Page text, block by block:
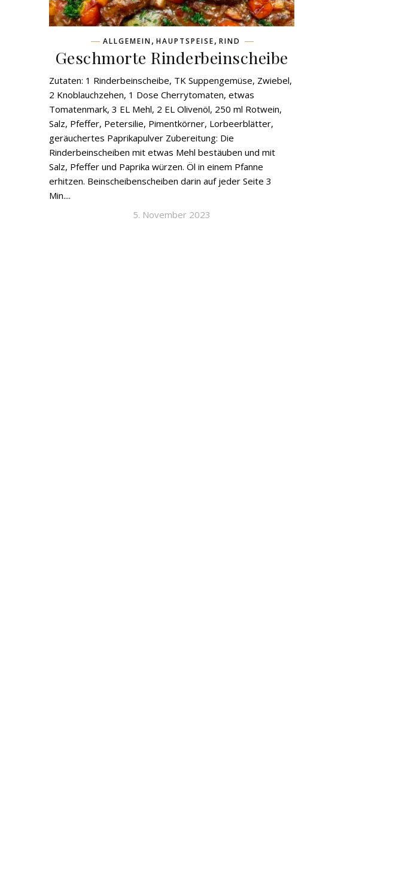
ALLGEMEIN, HAUPTSPEISE, RIND
Geschmorte Rinderbeinscheibe
Zutaten: 1 Rinderbeinscheibe, TK Suppengemüse, Zwiebel,
2 Knoblauchzehen, 1 Dose Cherrytomaten, etwas
Tomatenmark, 3 EL Mehl, 2 EL Olivenöl, 250 ml Rotwein,
Salz, Pfeffer, Petersilie, Pimentkörner, Lorbeerblätter,
geräuchertes Paprikapulver Zubereitung: Die
Rinderbeinscheiben mit etwas Mehl bestäuben und mit
Salz, Pfeffer und Paprika würzen. Öl in einem Pfanne
erhitzen. Beinscheibenscheiben darin auf jeder Seite 3
Min....
5. November 2023